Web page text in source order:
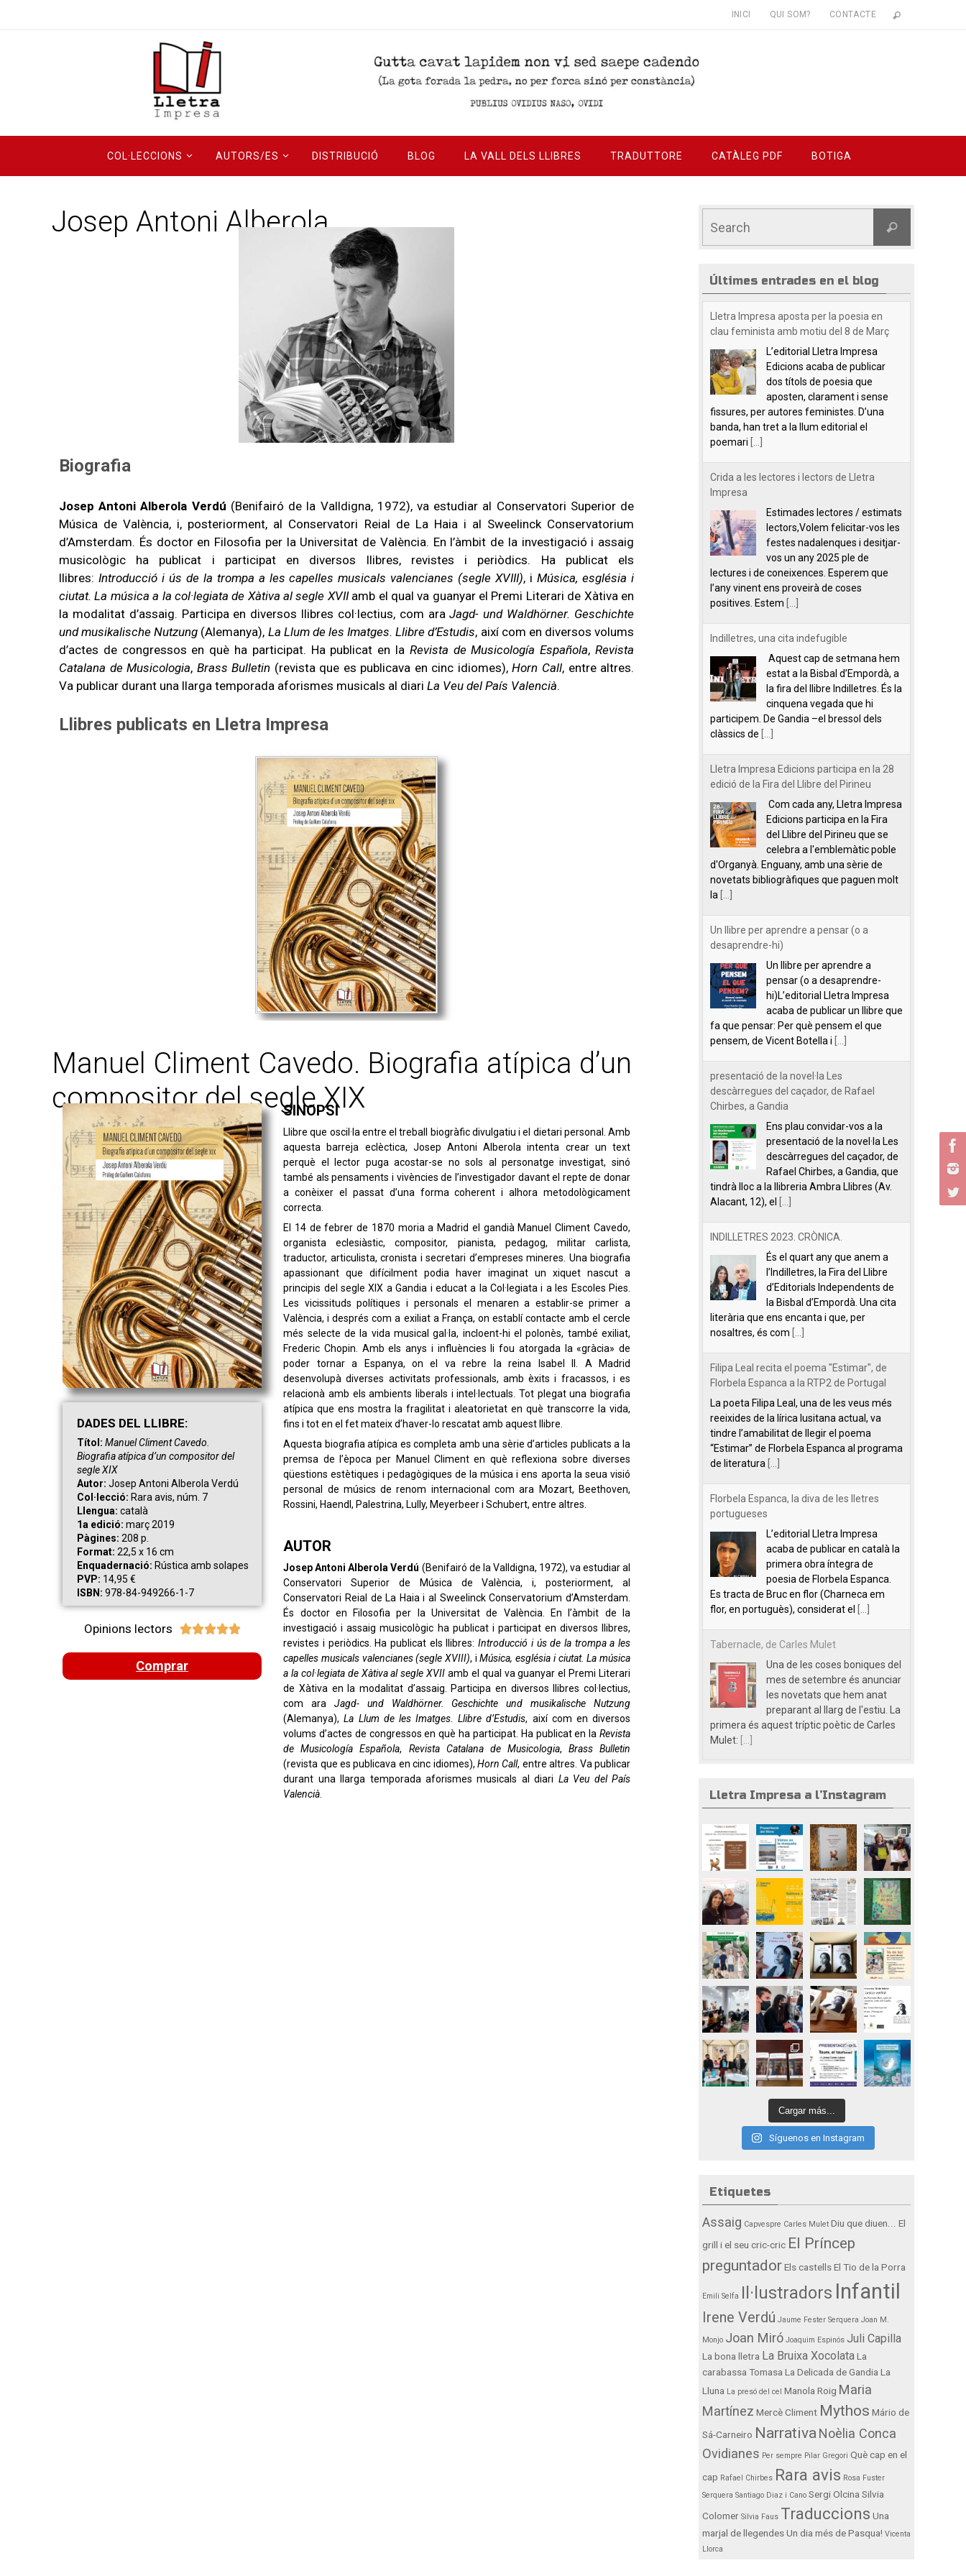
INICI QUI SOM? CONTACTE
COL·LECCIONS AUTORS/ES DISTRIBUCIÓ BLOG LA VALL DELS LLIBRES TRADUTTORE CATÀLEG PDF BOTIGA
Josep Antoni Alberola
Biografia
Josep Antoni Alberola Verdú (Benifairó de la Valldigna, 1972), va estudiar al Conservatori Superior de
Música de València, i, posteriorment, al Conservatori Reial de La Haia i al Sweelinck Conservatorium
d’Amsterdam. És doctor en Filosofia per la Universitat de València. En l’àmbit de la investigació i assaig
musicològic ha publicat i participat en diversos llibres, revistes i periòdics. Ha publicat els
llibres: Introducció i ús de la trompa a les capelles musicals valencianes (segle XVIII), i Música, església i
ciutat. La música a la col·legiata de Xàtiva al segle XVIIamb el qual va guanyar el Premi Literari de Xàtiva en
la modalitat d’assaig. Participa en diversos llibres col·lectius, com araJagd- und Waldhörner. Geschichte
und musikalische Nutzung (Alemanya), La Llum de les Imatges. Llibre d’Estudis, així com en diversos volums
d’actes de congressos en què ha participat. Ha publicat en la Revista de Musicología Española,Revista
Catalana de Musicologia, Brass Bulletin (revista que es publicava en cinc idiomes),Horn Call, entre altres.
Va publicar durant una llarga temporada aforismes musicals al diari La Veu del País Valencià.
Llibres publicats en Lletra Impresa
Manuel Climent Cavedo. Biografia atípica d’un
compositor del segle XIX
DADES DEL LLIBRE:
Títol: Manuel Climent Cavedo.
Biografia atípica d’un compositor del
segle XIX
Autor: Josep Antoni Alberola Verdú
Col·lecció: Rara avis, núm. 7
Llengua: català
1a edició: març 2019
Pàgines: 208 p.
Format: 22,5 x 16 cm
Enquadernació: Rústica amb solapes
PVP: 14,95 €
ISBN: 978-84-949266-1-7
Opinions lectors 
Comprar
SINOPSI
Llibre que oscil·la entre el treball biogràfic divulgatiu i el dietari personal. Amb
aquesta barreja eclèctica, Josep Antoni Alberola intenta crear un text
perquè el lector puga acostar-se no sols al personatge investigat, sinó
també als pensaments i vivències de l’investigador davant el repte de donar
a conèixer el passat d’una forma coherent i alhora metodològicament
correcta.
El 14 de febrer de 1870 moria a Madrid el gandià Manuel Climent Cavedo,
organista eclesiàstic, compositor, pianista, pedagog, militar carlista,
traductor, articulista, cronista i secretari d’empreses mineres. Una biografia
apassionant que difícilment podia haver imaginat un xiquet nascut a
principis del segle XIX a Gandia i educat a la Col·legiata i a les Escoles Pies.
Les vicissituds polítiques i personals el menaren a establir-se primer a
València, i després com a exiliat a França, on establí contacte amb el cercle
més selecte de la vida musical gal·la, incloent-hi el polonès, també exiliat,
Frederic Chopin. Amb els anys i influències li fou atorgada la «gràcia» de
poder tornar a Espanya, on el va rebre la reina Isabel II. A Madrid
desenvolupà diverses activitats professionals, amb èxits i fracassos, i es
relacionà amb els ambients liberals i intel·lectuals. Tot plegat una biografia
atípica que ens mostra la fragilitat i aleatorietat en què transcorre la vida,
fins i tot en el fet mateix d’haver-lo rescatat amb aquest llibre.
Aquesta biografia atípica es completa amb una sèrie d’articles publicats a la
premsa de l’època per Manuel Climent en què reflexiona sobre diverses
qüestions estètiques i pedagògiques de la música i ens aporta la seua visió
personal de músics de renom internacional com ara Mozart, Beethoven,
Rossini, Haendl, Palestrina, Lully, Meyerbeer i Schubert, entre altres.
AUTOR
Josep Antoni Alberola Verdú (Benifairó de la Valldigna, 1972), va estudiar al
Conservatori Superior de Música de València, i, posteriorment, al
Conservatori Reial de La Haia i al Sweelinck Conservatorium d’Amsterdam.
És doctor en Filosofia per la Universitat de València. En l’àmbit de la
investigació i assaig musicològic ha publicat i participat en diversos llibres,
revistes i periòdics. Ha publicat els llibres:Introducció i ús de la trompa a les
capelles musicals valencianes (segle XVIII), i Música, església i ciutat. La música
a la col·legiata de Xàtiva al segle XVII amb el qual va guanyar el Premi Literari
de Xàtiva en la modalitat d’assaig. Participa en diversos llibres col·lectius,
com ara Jagd- und Waldhörner. Geschichte und musikalische Nutzung
(Alemanya),La Llum de les Imatges. Llibre d’Estudis, així com en diversos
volums d’actes de congressos en què ha participat. Ha publicat en la Revista
de Musicología Española, Revista Catalana de Musicologia, Brass Bulletin
(revista que es publicava en cinc idiomes), Horn Call, entre altres. Va publicar
durant una llarga temporada aforismes musicals al diari La Veu del País
Valencià.
Últimes entrades en el blog
Lletra Impresa aposta per la poesia en
clau feminista amb motiu del 8 de Març
L’editorial Lletra Impresa
Edicions acaba de publicar
dos títols de poesia que
aposten, clarament i sense
fissures, per autores feministes. D’una
banda, han tret a la llum editorial el
poemari
Crida a les lectores i lectors de Lletra
Impresa
Estimades lectores / estimats
lectors,Volem felicitar-vos les
festes nadalenques i desitjar-
vos un any 2025 ple de
lectures i de coneixences. Esperem que
l’any vinent ens proveirà de coses
positives. Estem
Indilletres, una cita indefugible
Aquest cap de setmana hem
estat a la Bisbal d’Empordà, a
la fira del llibre Indilletres. És la
cinquena vegada que hi
participem. De Gandia –el bressol dels
clàssics de
Lletra Impresa Edicions participa en la 28
edició de la Fira del Llibre del Pirineu
Com cada any, Lletra Impresa
Edicions participa en la Fira
del Llibre del Pirineu que se
celebra a l'emblemàtic poble
d'Organyà. Enguany, amb una sèrie de
novetats bibliogràfiques que paguen molt
la
Un llibre per aprendre a pensar (o a
desaprendre-hi)
Un llibre per aprendre a
pensar (o a desaprendre-
hi)L’editorial Lletra Impresa
acaba de publicar un llibre que
fa que pensar: Per què pensem el que
pensem, de Vicent Botella i
presentació de la novel·la Les
descàrregues del caçador, de Rafael
Chirbes, a Gandia
Ens plau convidar-vos a la
presentació de la novel·la Les
descàrregues del caçador, de
Rafael Chirbes, a Gandia, que
tindrà lloc a la llibreria Ambra Llibres (Av.
Alacant, 12), el
INDILLETRES 2023. CRÒNICA.
És el quart any que anem a
l’Indilletres, la Fira del Llibre
d’Editorials Independents de
la Bisbal d’Empordà. Una cita
literària que ens encanta i que, per
nosaltres, és com
Filipa Leal recita el poema "Estimar", de
Florbela Espanca a la RTP2 de Portugal
La poeta Filipa Leal, una de les veus més
reeixides de la lírica lusitana actual, va
tindre l’amabilitat de llegir el poema
“Estimar” de Florbela Espanca al programa
de literatura
Florbela Espanca, la diva de les lletres
portugueses
L’editorial Lletra Impresa
acaba de publicar en català la
primera obra íntegra de
poesia de Florbela Espanca.
Es tracta de Bruc en flor (Charneca em
flor, en portuguès), considerat el
Tabernacle, de Carles Mulet
Una de les coses boniques del
mes de setembre és anunciar
les novetats que hem anat
preparant al llarg de l'estiu. La
primera és aquest tríptic poètic de Carles
Mulet:
Lletra Impresa a l’Instagram
Cargar más...
Síguenos en Instagram
Etiquetes
Assaig Capvespre Carles Mulet Diu que diuen...
El
grill i el seu cric-cric El Príncep
preguntadorEls castellsEl Tio de la Porra
Emili Selfa Il·lustradors Infantil
Irene Verdú Jaume Fester Serquera Joan M.
Monjo Joan Miró Joaquim Espinós Juli Capilla
La bona lletra La Bruixa XocolataLa
carabassa Tomasa La Delicada de Gandia La
Lluna La presó del cel Manola Roig Maria
Martínez Mercè Climent Mythos Mário de
Sá-Carneiro NarrativaNoèlia Conca
Ovidianes Per sempre Pilar Gregori Què cap en el
cap Rafael Chirbes Rara avis Rosa Fuster
Serquera Santiago Diaz i Cano Sergi Olcina Silvia
Colomer Silvia Faus Traduccions Una
marjal de llegendesUn dia més de Pasqua! Vicenta
Llorca